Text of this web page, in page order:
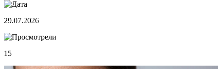
29.07.2026
15